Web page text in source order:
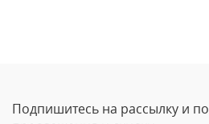
Ваше Имя
Подпишитесь на рассылку и